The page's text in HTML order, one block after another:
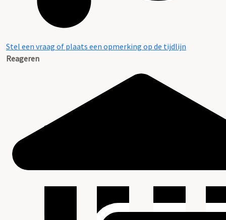
Stel een vraag of plaats een opmerking op de tijdlijn
Reageren